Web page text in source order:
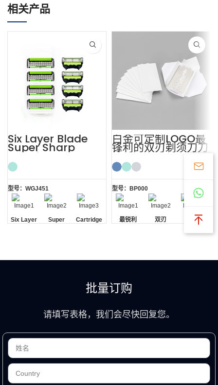
相关产品
Six Layer Blade
Super Sharp
Cartridge Razors
型号：WGJ451
Six Layer
Super
Cartridge
白金可定制LOGO最
锋利的双刃剃须刀刀
片
型号：BP000
最锐利 双刃 可定制
批量订购
请填写表格，我们会尽快回复您。